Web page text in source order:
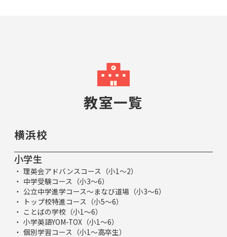
教室一覧
横浜校
小学生
理英会アドバンスコース（小1～2）
中学受験コース（小3～6）
公立中学進学コース～まなび道場（小3～6）
トップ校特進コース（小5～6）
ことばの学校（小1～6）
小学英語YOM-TOX（小1～6）
個別学習コース（小1～高卒生）